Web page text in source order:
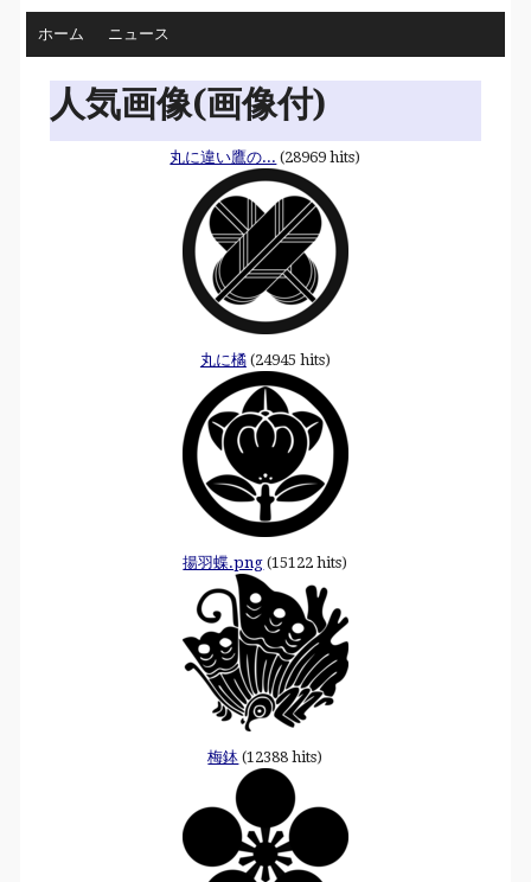
ホーム ニュース
人気画像(画像付)
丸に違い鷹の... (28969 hits)
丸に橘(24945 hits)
揚羽蝶.png (15122 hits)
梅鉢 (12388 hits)